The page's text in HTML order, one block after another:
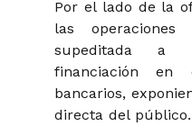
Por el lado de la
las operaciones
supeditada a
financiación en
bancarios,
directa del